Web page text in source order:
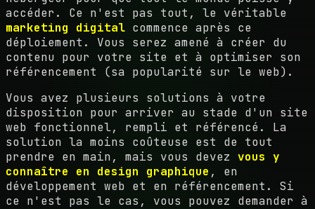
accéder. Ce n'est pas tout, le véritable
marketing digital commence après ce
déploiement. Vous serez amené à créer du
contenu pour votre site et à optimiser son
référencement (sa popularité sur le web).
Vous avez plusieurs solutions à votre
disposition pour arriver au stade d'un site
web fonctionnel, rempli et référencé. La
solution la moins coûteuse est de tout
prendre en main, mais vous devez vous y
connaître en design graphique , en
développement web et en référencement. Si
ce n'est pas le cas, vous pouvez demander à